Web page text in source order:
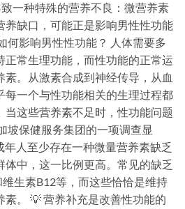
一种特殊的营养不良：微营养素
养缺口，可能正是影响男性性功能
何影响男性性功能？ 人体需要多
正常生理功能，而性功能的正常运
。从激素合成到神经传导，从血
每一个与性功能相关的生理过程都
当这些营养素不足时，性功能问题
坡保健服务集团的一项调查显
年人至少存在一种微量营养素缺乏
体中，这一比例更高。常见的缺乏
生素B12等，而这些恰恰是维持
。 💡 营养补充是改善性功能的